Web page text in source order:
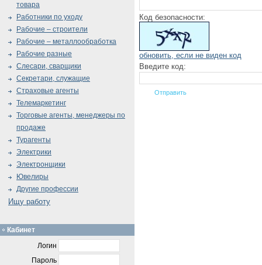
Код безопасности:
обновить, если не виден код
Введите код:
товара
Работники по уходу
Рабочие – строители
Рабочие – металлообработка
Рабочие разные
Слесари, сварщики
Секретари, служащие
Страховые агенты
Телемаркетинг
Торговые агенты, менеджеры по
продаже
Турагенты
Электрики
Электронщики
Ювелиры
Другие профессии
Ищу работу
Кабинет
Логин
Пароль